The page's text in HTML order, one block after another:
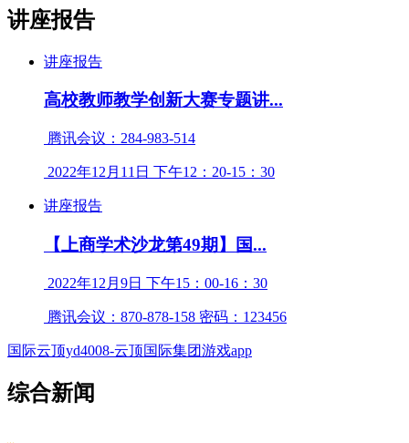
讲座报告
讲座报告
高校教师教学创新大赛专题讲...
腾讯会议：284-983-514
2022年12月11日 下午12：20-15：30
讲座报告
【上商学术沙龙第49期】国...
2022年12月9日 下午15：00-16：30
腾讯会议：870-878-158 密码：123456
国际云顶yd4008-云顶国际集团游戏app
综合新闻